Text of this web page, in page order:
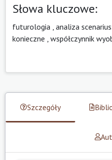
Słowa kluczowe:
futurologia analiza
konieczne współczynnik
Szczegóły